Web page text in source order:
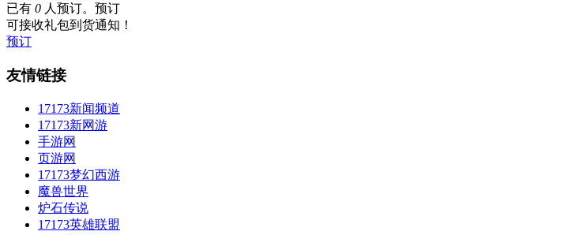
已有 0 人预订。预订
可接收礼包到货通知！
预订
友情链接
17173新闻频道
17173新网游
手游网
页游网
17173梦幻西游
魔兽世界
炉石传说
17173英雄联盟